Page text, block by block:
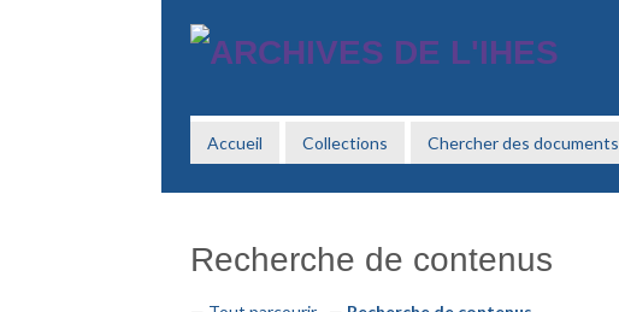
Accueil Collections Chercher des documents
Recherche de contenus